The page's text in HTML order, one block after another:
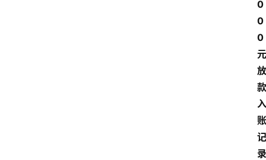
0
0
0
元
放
款
入
账
记
录